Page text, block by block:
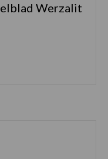
Werzalit